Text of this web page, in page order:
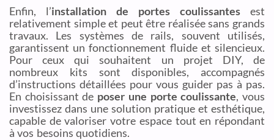
Enfin, l’installation de portes coulissantes est
relativement simple et peut être réalisée sans grands
travaux. Les systèmes de rails, souvent utilisés,
garantissent un fonctionnement fluide et silencieux.
Pour ceux qui souhaitent un projet DIY, de
nombreux kits sont disponibles, accompagnés
d’instructions détaillées pour vous guider pas à pas.
En choisissant de poser une porte coulissante, vous
investissez dans une solution pratique et esthétique,
capable de valoriser votre espace tout en répondant
à vos besoins quotidiens.